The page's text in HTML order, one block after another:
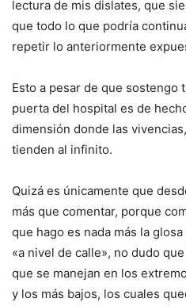
lectura de mis dislates, que
que todo lo que podría
repetir lo anteriormente
Esto a pesar de que sostengo
puerta del hospital es de
dimensión donde las
tienden al infinito.
Quizá es únicamente que
más que comentar, porque
que hago es nada más la
«a nivel de calle», no dudo
que se manejan en los
y los más bajos, los cuales